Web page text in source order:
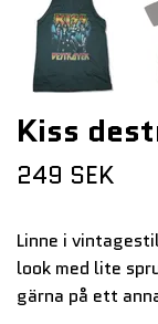
Kiss
249 SEK
Linne i
look med lite
gärna på ett